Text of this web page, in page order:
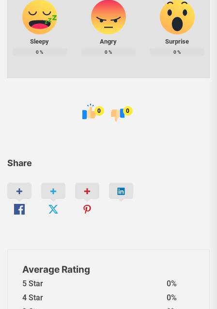
Share
Sleepy
0%
Angry
0%
Surprise
0%
0 0
Average Rating
5 Star
0%
4 Star
0%